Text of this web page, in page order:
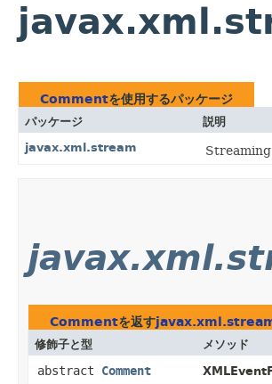
Commentを使用するパッケージ
パッケージ
説明
javax.xml.stream
Streaming
Commentを返す
修飾子と型 メソッド
abstract Comment